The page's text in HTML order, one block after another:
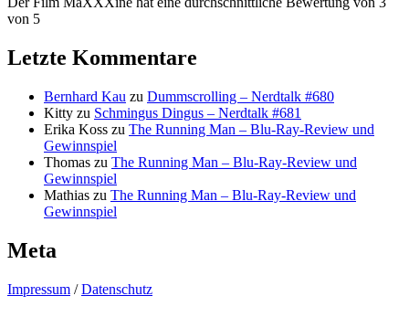
von 5
Letzte Kommentare
Bernhard Kau zu Dummscrolling – Nerdtalk #680
Kitty zu Schmingus Dingus – Nerdtalk #681
Erika Koss zu The Running Man – Blu-Ray-Review und
Gewinnspiel
Thomas zu The Running Man – Blu-Ray-Review und
Gewinnspiel
Mathias zu The Running Man – Blu-Ray-Review und
Gewinnspiel
Meta
Impressum /Datenschutz